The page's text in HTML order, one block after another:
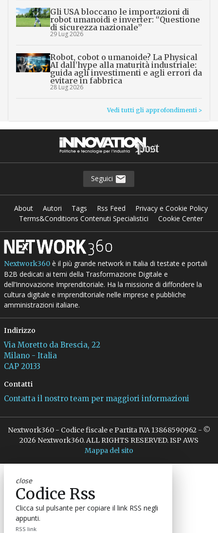
Gli USA bloccano le importazioni di
robot umanoidi e inverter: “Questione
di sicurezza nazionale”
29 Lug 2026
Robot, cobot o umanoide? La Physical
AI dall’hype alla maturità industriale:
guida agli investimenti e agli errori da
evitare in fabbrica
28 Lug 2026
Vedi tutti gli approfondimenti >
Seguici
About Autori Tags Rss Feed
Privacy e Cookie Policy
Terms&Conditions Contenuti Specialistici
Cookie Center
Nextwork360è il più grande network in Italia di testate e portali
B2B dedicati ai temi della Trasformazione Digitale e
dell’Innovazione Imprenditoriale. Ha la missione di diffondere la
cultura digitale e imprenditoriale nelle imprese e pubbliche
amministrazioni italiane.
Indirizzo
Via Moretto da Brescia, 22
Milano - Italia
CAP 20133
Contatti
Contatta il nostro team per maggiori informazioni
Nextwork360 - Codice fiscale e Partita IVA 13868590962 - ©
2026 Nextwork360. ALL RIGHTS RESERVED. ISP AWS
Mappa del sito
close
Codice Rss
Clicca sul pulsante per copiare il link RSS negli
appunti.
RSS link